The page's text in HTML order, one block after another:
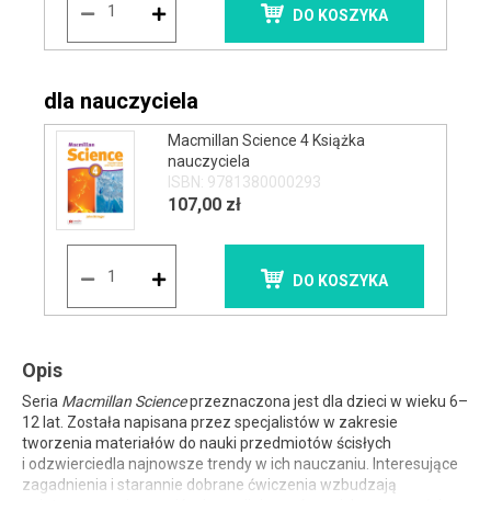
DO KOSZYKA
dla nauczyciela
Macmillan Science 4 Książka
nauczyciela
ISBN: 9781380000293
107,00 zł
DO KOSZYKA
Opis
Seria Macmillan Scienceprzeznaczona jest dla dzieci w wieku 6–
12 lat. Została napisana przez specjalistów w zakresie
tworzenia materiałów do nauki przedmiotów ścisłych
i odzwierciedla najnowsze trendy w ich nauczaniu. Interesujące
zagadnienia i starannie dobrane ćwiczenia wzbudzają